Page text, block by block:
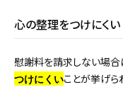
心の整理をつけにくい
慰謝料を請求しない場合
つけにくいことが挙げら